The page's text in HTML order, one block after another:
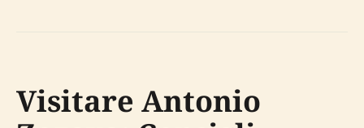
Visitare Antonio